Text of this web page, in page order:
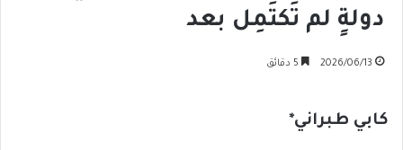
دولةٍ لم تَكتَمِل بعد
2026/06/13
كابي طبراني*